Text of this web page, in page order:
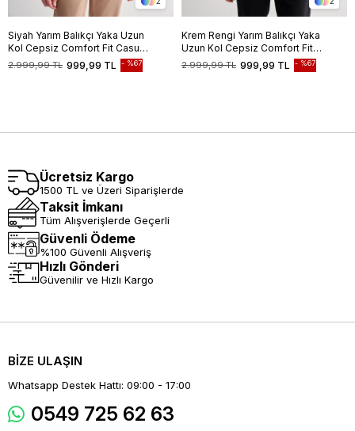
Siyah Yarım Balıkçı Yaka Uzun
Kol Cepsiz Comfort Fit Casual
Pamuklu Triko Kazak
1012255203
999,99 TL
2.999,99 TL %67
Krem Rengi Yarım Balıkçı Yaka
Uzun Kol Cepsiz Comfort Fit
Casual Pamuklu Triko Kazak
1012255203
999,99 TL
2.999,99 TL %67
Ücretsiz Kargo
1500 TL ve Üzeri Siparişlerde
Taksit İmkanı
Tüm Alışverişlerde Geçerli
Güvenli Ödeme
%100 Güvenli Alışveriş
Hızlı Gönderi
Güvenilir ve Hızlı Kargo
BİZE ULAŞIN
Whatsapp Destek Hattı: 09:00 - 17:00
0549 725 62 63